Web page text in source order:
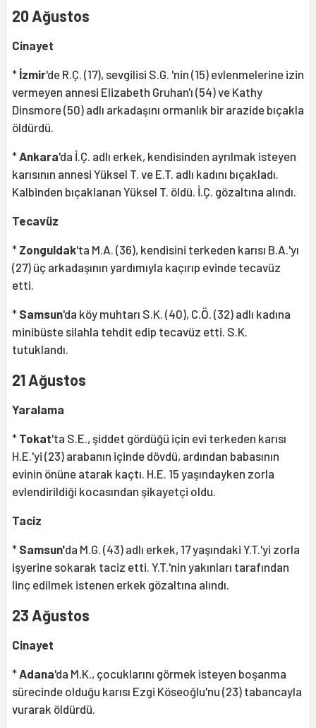
20 Ağustos
Cinayet
* İzmir'de R.Ç. (17), sevgilisi S.G. 'nin (15) evlenmelerine izin
vermeyen annesi Elizabeth Gruhan'ı (54) ve Kathy
Dinsmore (50) adlı arkadaşını ormanlık bir arazide bıçakla
öldürdü.
*Ankara'da İ.Ç. adlı erkek, kendisinden ayrılmak isteyen
karısının annesi Yüksel T. ve E.T. adlı kadını bıçakladı.
Kalbinden bıçaklanan Yüksel T. öldü. İ.Ç. gözaltına alındı.
Tecavüz
* Zonguldak'ta M.A. (36), kendisini terkeden karısı B.A.'yı
(27) üç arkadaşının yardımıyla kaçırıp evinde tecavüz
etti.
* Samsun'da köy muhtarı S.K. (40), C.Ö. (32) adlı kadına
minibüste silahla tehdit edip tecavüz etti. S.K.
tutuklandı.
21 Ağustos
Yaralama
* Tokat'ta S.E., şiddet gördüğü için evi terkeden karısı
H.E.'yi (23) arabanın içinde dövdü, ardından babasının
evinin önüne atarak kaçtı. H.E. 15 yaşındayken zorla
evlendirildiği kocasından şikayetçi oldu.
Taciz
* Samsun'da M.G. (43) adlı erkek, 17 yaşındaki Y.T.'yi zorla
işyerine sokarak taciz etti. Y.T.'nin yakınları tarafından
linç edilmek istenen erkek gözaltına alındı.
23 Ağustos
Cinayet
*Adana'da M.K., çocuklarını görmek isteyen boşanma
sürecinde olduğu karısı Ezgi Köseoğlu'nu (23) tabancayla
vurarak öldürdü.